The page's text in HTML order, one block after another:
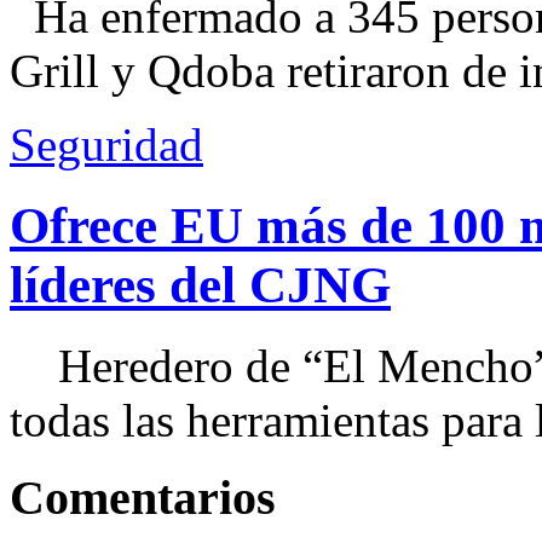
Ha enfermado a 345
Grill y Qdoba retiraron de
Seguridad
Ofrece EU más de 100
líderes del CJNG
Heredero de “El
todas las herramientas
Comentarios